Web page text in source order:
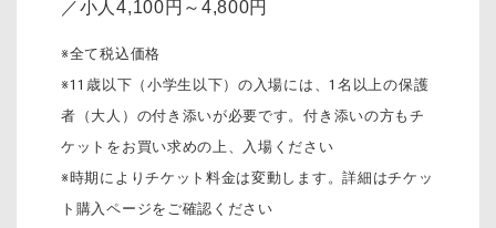
／小人4,100円～4,800円
※全て税込価格
※11歳以下（小学生以下）の入場には、1名以上の保護
者（大人）の付き添いが必要です。付き添いの方もチ
ケットをお買い求めの上、入場ください
※時期によりチケット料金は変動します。詳細はチケッ
ト購入ページをご確認ください